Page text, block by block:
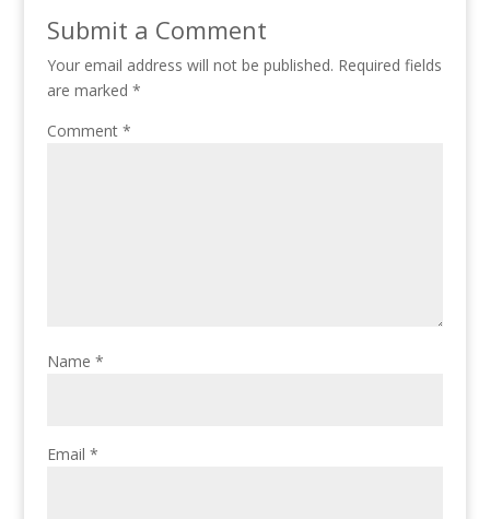
Submit a Comment
Your email address will not be published. Required fields
are marked *
Comment *
Name *
Email *